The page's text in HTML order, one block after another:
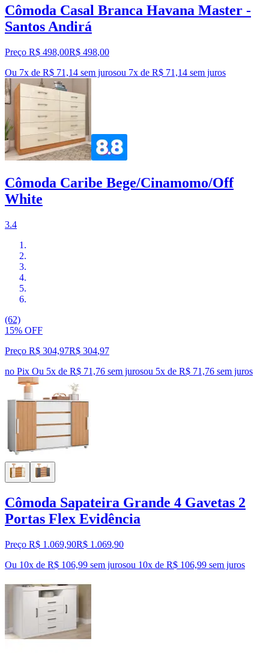
Cômoda Casal Branca Havana Master -
Santos Andirá
Preço R$ 498,00R$ 498,00
Ou 7x de R$ 71,14 sem jurosou 7x de R$ 71,14 sem juros
Cômoda Caribe Bege/Cinamomo/Off
White
3.4
(62)
15% OFF
Preço R$ 304,97R$ 304,97
no Pix Ou 5x de R$ 71,76 sem jurosou 5x de R$ 71,76 sem juros
Cômoda Sapateira Grande 4 Gavetas 2
Portas Flex Evidência
Preço R$ 1.069,90R$ 1.069,90
Ou 10x de R$ 106,99 sem jurosou 10x de R$ 106,99 sem juros